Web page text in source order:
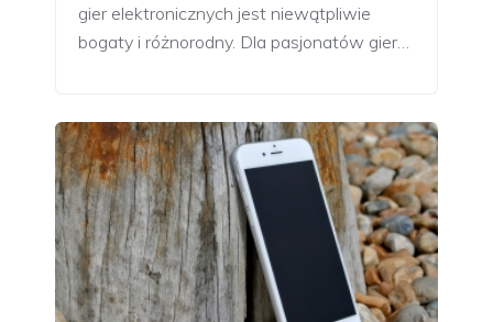
gier elektronicznych jest niewątpliwie
bogaty i różnorodny. Dla pasjonatów gier…